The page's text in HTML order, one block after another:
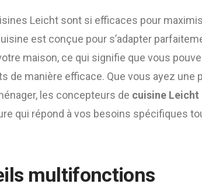
Leicht sont si efficaces pour
est conçue pour s’adapter
maison, ce qui signifie que vous
de manière efficace. Que vous ayez une
les concepteurs de cuisine Leicht
qui répond à vos besoins spécifiques
multifonctions